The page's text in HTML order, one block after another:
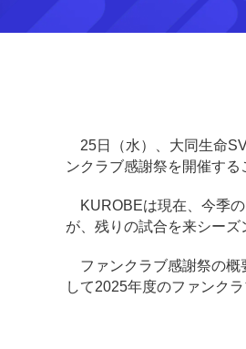
25日（水）、大同生命
ンクラブ感謝祭を開催する
KUROBEは現在、今季の
が、残りの試合を来シーズ
ファンクラブ感謝祭の概
して2025年度のファンク